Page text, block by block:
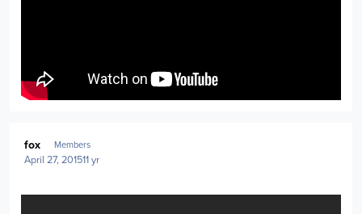
fox Members
April 27, 201511 yr